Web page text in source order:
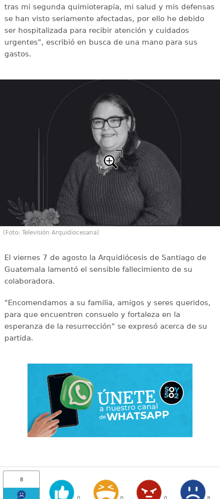
tras mi segunda quimioterapia, mi salud y mis defensas
se han visto seriamente afectadas, por ello he debido
ser hospitalizada para recibir atención y cuidados
urgentes", escribió en busca de una mano para sus
gastos.
(Foto: Televisión Arquidiocesana)
El viernes 7 de agosto la Arquidiócesis de Santiago de
Guatemala lamentó el sensible fallecimiento de su
colaboradora.
"Encomendamos a su familia, amigos y seres queridos,
para que encuentren consuelo y fortaleza en la
esperanza de la resurrección" se expresó acerca de su
partida.
8